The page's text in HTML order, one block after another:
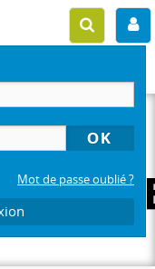
Mot de passe oublié ?